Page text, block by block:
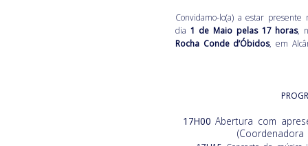
Convidamo-lo(a) a estar presente
dia 1 de Maio pelas 17 horas,
Rocha Conde d’Óbidos, em
17H00 Abertura com
(Coordenadora